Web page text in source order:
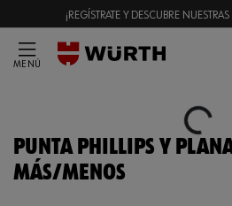
¡REGÍSTRATE Y DESCUBRE
MENÚ
Loading...
PUNTA PHILLIPS Y
MÁS/MENOS